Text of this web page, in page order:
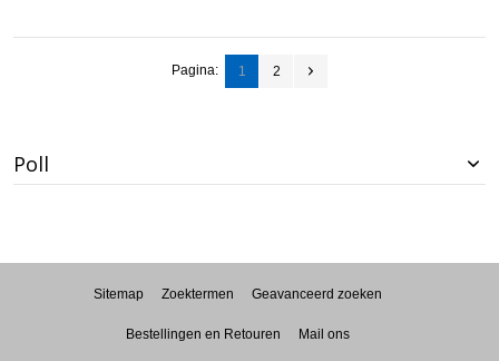
Pagina: 1 2
Poll
Sitemap Zoektermen Geavanceerd zoeken
Bestellingen en Retouren Mail ons